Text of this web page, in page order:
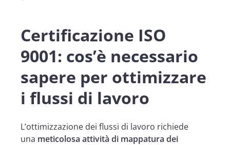
Certificazione ISO
9001: cos’è necessario
sapere per ottimizzare
i flussi di lavoro
L’ottimizzazione dei flussi di lavoro richiede
una meticolosa attività di mappatura dei